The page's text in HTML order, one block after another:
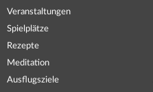
Veranstaltungen
Spielplätze
Rezepte
Meditation
Ausflugsziele